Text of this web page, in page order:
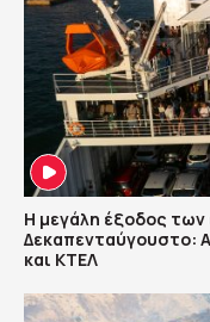
Η μεγάλη έξοδος
Δεκαπενταύγουστο:
και ΚΤΕΛ